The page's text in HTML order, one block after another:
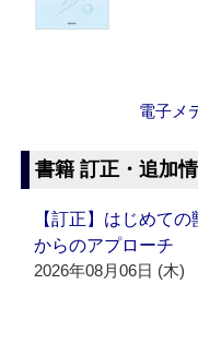
電子メ
書籍 訂正・追加
【訂正】はじめて
からのアプローチ
2026年08月06日 (木)